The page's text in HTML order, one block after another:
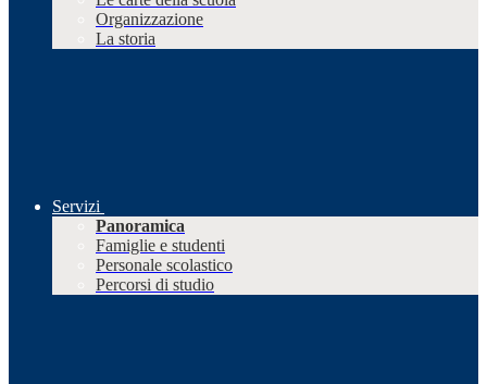
Organizzazione
La storia
Servizi
Panoramica
Famiglie e studenti
Personale scolastico
Percorsi di studio